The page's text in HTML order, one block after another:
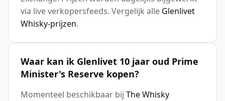
via live verkopersfeeds. Vergelijk alle Glenlivet
Whisky-prijzen.
Waar kan ik Glenlivet 10 jaar oud Prime
Minister's Reserve kopen?
Momenteel beschikbaar bij The Whisky